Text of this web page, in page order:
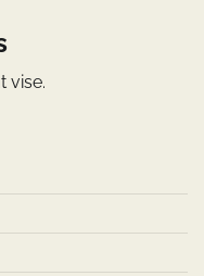
vise.